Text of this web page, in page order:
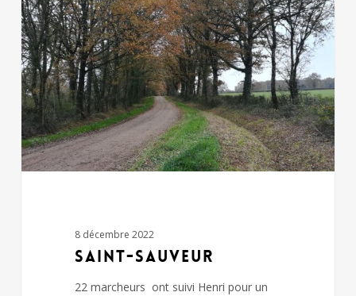
8 décembre 2022
SAINT-SAUVEUR
22 marcheurs ont suivi Henri pour un